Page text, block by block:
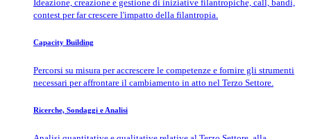
Ideazione, creazione e gestione di iniziative filantropiche, call, bandi,
contest per far crescere l'impatto della filantropia.
Capacity Building
Percorsi su misura per accrescere le competenze e fornire gli strumenti
necessari per affrontare il cambiamento in atto nel Terzo Settore.
Ricerche, Sondaggi e Analisi